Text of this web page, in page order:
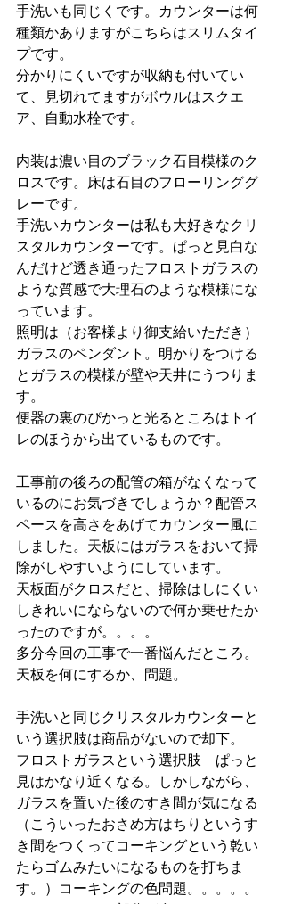
手洗いも同じくです。カウンターは何
種類かありますがこちらはスリムタイ
プです。
分かりにくいですが収納も付いてい
て、見切れてますがボウルはスクエ
ア、自動水栓です。
内装は濃い目のブラック石目模様のク
ロスです。床は石目のフローリンググ
レーです。
手洗いカウンターは私も大好きなクリ
スタルカウンターです。ぱっと見白な
んだけど透き通ったフロストガラスの
ような質感で大理石のような模様にな
っています。
照明は（お客様より御支給いただき）
ガラスのペンダント。明かりをつける
とガラスの模様が壁や天井にうつりま
す。
便器の裏のぴかっと光るところはトイ
レのほうから出ているものです。
工事前の後ろの配管の箱がなくなって
いるのにお気づきでしょうか？配管ス
ペースを高さをあげてカウンター風に
しました。天板にはガラスをおいて掃
除がしやすいようにしています。
天板面がクロスだと、掃除はしにくい
しきれいにならないので何か乗せたか
ったのですが。。。。
多分今回の工事で一番悩んだところ。
天板を何にするか、問題。
手洗いと同じクリスタルカウンターと
いう選択肢は商品がないので却下。
フロストガラスという選択肢　ぱっと
見はかなり近くなる。しかしながら、
ガラスを置いた後のすき間が気になる
（こういったおさめ方はちりというす
き間をつくってコーキングという乾い
たらゴムみたいになるものを打ちま
す。）コーキングの色問題。。。。。